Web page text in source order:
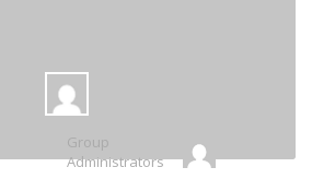
Group
Leadership
Group
Administrators